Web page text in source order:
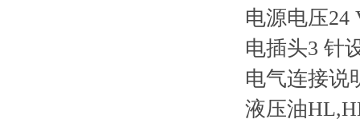
电源电压24
电插头3 针
电气连接说
液压油